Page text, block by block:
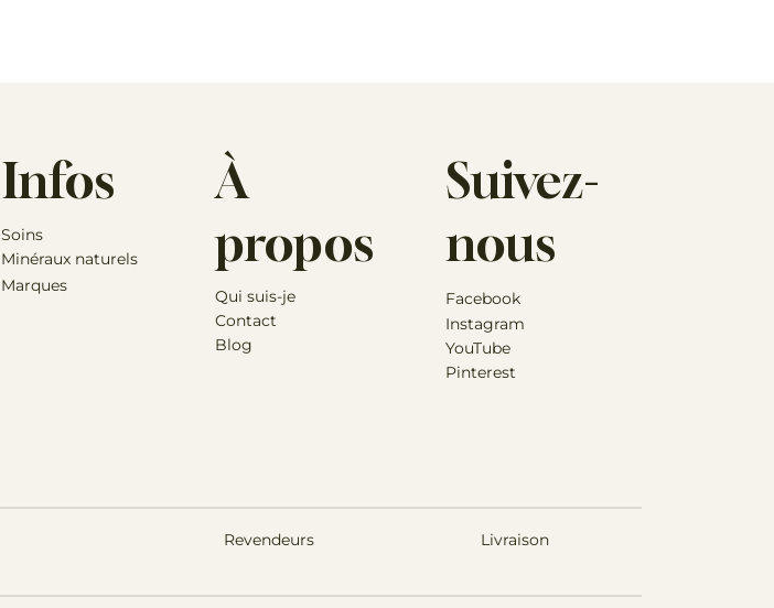
Revendeurs Livraison
Suivez-
nous
Facebook
Instagram
YouTube
Pinterest
Infos
Soins
Minéraux naturels
Marques
À
propos
Qui suis-je
Contact
Blog